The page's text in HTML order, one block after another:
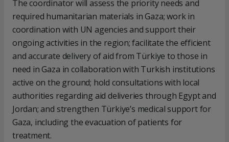
The coordinator will assess the priority needs and
required humanitarian materials in Gaza; work in
coordination with UN agencies and support their
ongoing activities in the region; facilitate the efficient
and accurate delivery of aid from Türkiye to those in
need in Gaza in collaboration with Turkish institutions
active on the ground; hold consultations with local
authorities regarding aid deliveries through Egypt and
Jordan; and strengthen Türkiye’s medical support for
Gaza, including the evacuation of patients for
treatment.